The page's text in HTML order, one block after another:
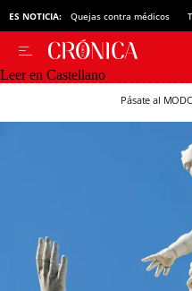
ES NOTICIA: Quejas contra médicos
Leer en Castellano
Pásate al